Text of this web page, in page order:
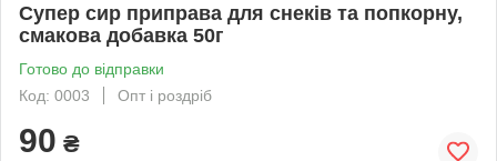
Супер сир приправа для снеків та попкорну,
смакова добавка 50г
Готово до відправки
Код: 0003
Опт і роздріб
90 ₴